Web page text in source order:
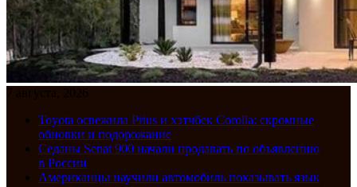
7 августа, 2026
Toyota освежила Prius и хэтчбек Corolla: скромные
обновки и подорожание
Седаны Senat 900 начали продавать по объявлению
в России
Американцы научили автомобиль показывать язык